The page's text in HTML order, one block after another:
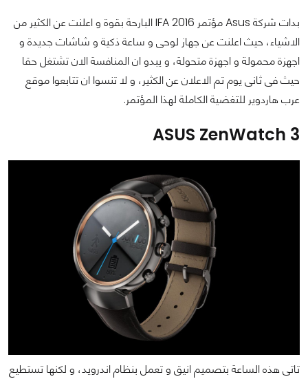
بدات شركة Asus مؤتمر IFA 2016 البارحة بقوة و اعلنت عن الكثير من
الاشياء، حيث اعلنت عن جهاز لوحى و ساعة ذكية و شاشات جديدة و
اجهزة محمولة و اجهزة متحولة، و يبدو ان المنافسة الان تشتغل حقا
حيث فى ثانى يوم تم الاعلان عن الكثير، و لا تنسوا ان تتابعوا موقع
عرب هاردوير للتغضية الكاملة لهذا المؤتمر.
ASUS ZenWatch 3
تاتى هذه الساعة بتصميم انيق و تعمل بنظام اندرويد، و لكنها تستطيع